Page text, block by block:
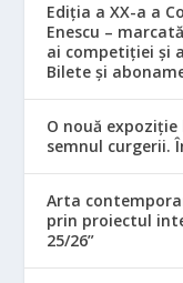
Ediția a XX-a a
Enescu –
ai competiției și
Bilete și
O nouă expoziție
semnul curgerii.
Arta
prin proiectul
25/26”